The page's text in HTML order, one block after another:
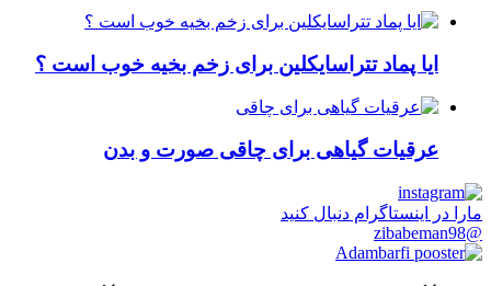
ایا پماد تتراسایکلین برای زخم بخیه خوب است ؟
عرقیات گیاهی برای چاقی صورت و بدن
مارا در اینستاگرام دنبال کنید
@zibabeman98